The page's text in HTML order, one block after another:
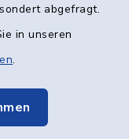
abgefragt.
in unseren
.